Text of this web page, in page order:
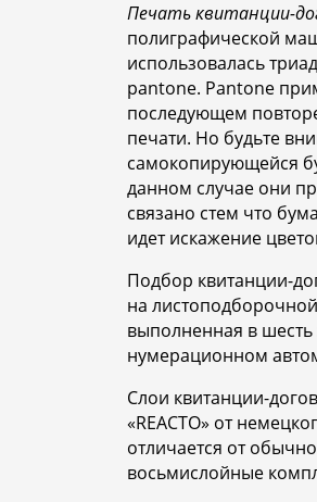
Печать квитанции-
полиграфической
использовалась
pantone. Pantone
последующем
печати. Но будьте
самокопирующейся
данном случае они
связано стем что
идет искажение
Подбор квитанции-
на
выполненная в
нумерационном
Слои квитанции-
«REACTO» от
отличается от
восьмислойные